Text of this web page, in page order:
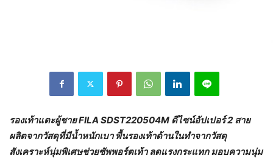
รองเท้าแตะผู้ชายFILA SDST220504M ดีไซน์อัปเปอร์ 2 สาย
ผลิตจากวัสดุที่มีน้ำหนักเบา พื้นรองเท้าด้านในทำจากวัสดุ
สังเคราะห์นุ่มพิเศษช่วยซัพพอร์ตเท้า ลดแรงกระแทก มอบความนุ่ม